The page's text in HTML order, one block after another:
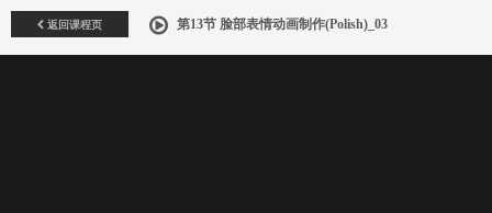
返回课程页 第13节 脸部表情动画制作(Polish)_03